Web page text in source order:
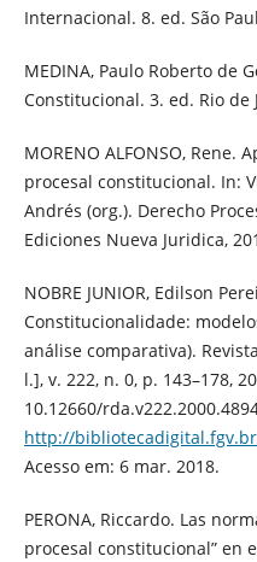
Internacional. 8. ed. São
MEDINA, Paulo Roberto de
Constitucional. 3. ed. Rio de
MORENO ALFONSO, Rene.
procesal constitucional. In:
Andrés (org.). Derecho
Ediciones Nueva Juridica,
NOBRE JUNIOR, Edilson
Constitucionalidade:
análise comparativa).
l.], v. 222, n. 0, p. 143–178,
10.12660/
http://
Acesso em: 6 mar. 2018.
PERONA, Riccardo. Las
procesal constitucional” en